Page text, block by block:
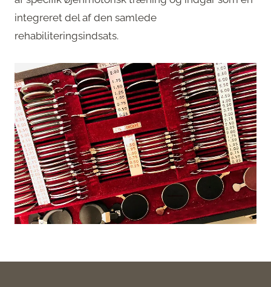
integreret del af den samlede
rehabiliteringsindsats.